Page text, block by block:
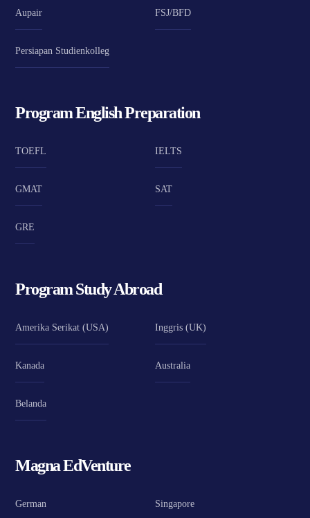
Aupair FSJ/BFD
Persiapan Studienkolleg
Program English Preparation
TOEFL IELTS
GMAT SAT
GRE
Program Study Abroad
Amerika Serikat (USA) Inggris (UK)
Kanada Australia
Belanda
Magna EdVenture
German Singapore